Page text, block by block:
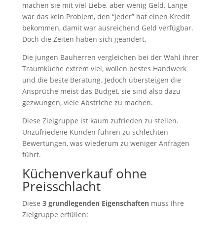
machen sie mit viel Liebe, aber wenig Geld. Lange
war das kein Problem, den “jeder” hat einen Kredit
bekommen, damit war ausreichend Geld verfügbar.
Doch die Zeiten haben sich geändert.
Die jungen Bauherren vergleichen bei der Wahl ihrer
Traumküche extrem viel, wollen bestes Handwerk
und die beste Beratung. Jedoch übersteigen die
Ansprüche meist das Budget, sie sind also dazu
gezwungen, viele Abstriche zu machen.
Diese Zielgruppe ist kaum zufrieden zu stellen.
Unzufriedene Kunden führen zu schlechten
Bewertungen, was wiederum zu weniger Anfragen
führt.
Küchenverkauf ohne
Preisschlacht
Diese 3 grundlegenden Eigenschaftenmuss Ihre
Zielgruppe erfüllen: